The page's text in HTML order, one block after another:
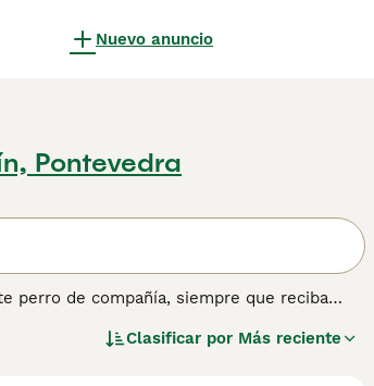
Nuevo anuncio
Pontevedra
perro de compañía, siempre que reciba
para obtener más información sobre esta
Clasificar por Más reciente